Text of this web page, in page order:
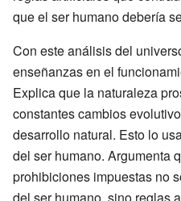
que el ser humano debería
Con este análisis del
enseñanzas en el
Explica que la naturaleza
constantes cambios
desarrollo natural. Esto lo
del ser humano. Argumenta
prohibiciones impuestas no